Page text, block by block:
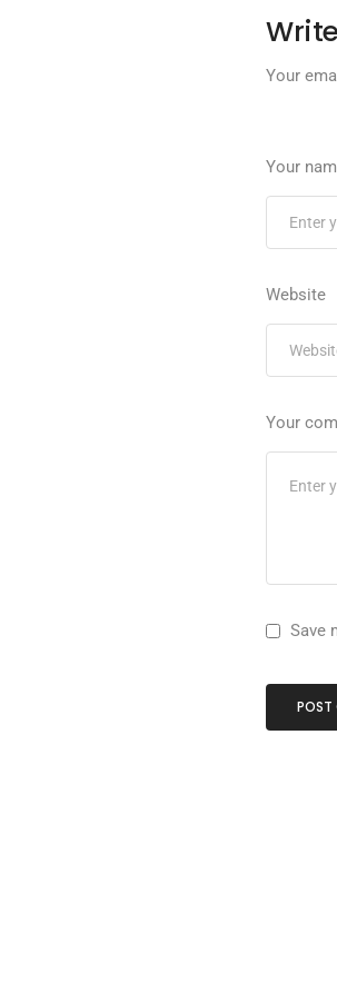
Your
Your
Website
Your
Save